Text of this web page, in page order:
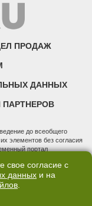
ПРОДАЖ
ДАННЫХ
ПАРТНЕРОВ
до всеобщего
элементов без согласия
портал
массовых коммуникаций
от 02.09.2019
"66.ру". Юридический
620014, Свердловская
свое согласие с
данных и на
.